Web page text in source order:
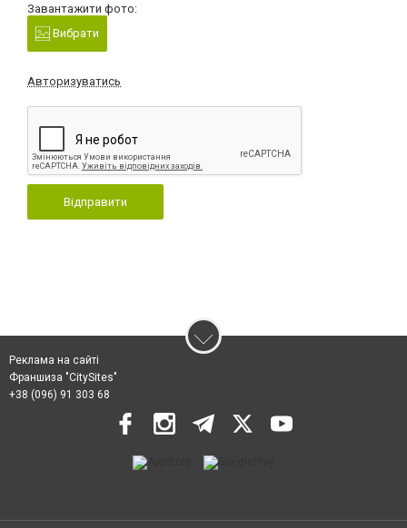
Завантажити фото:
Вибрати
Авторизуватись
Відправити
Реклама на сайті
Франшиза "CitySites"
+38 (096) 91 303 68